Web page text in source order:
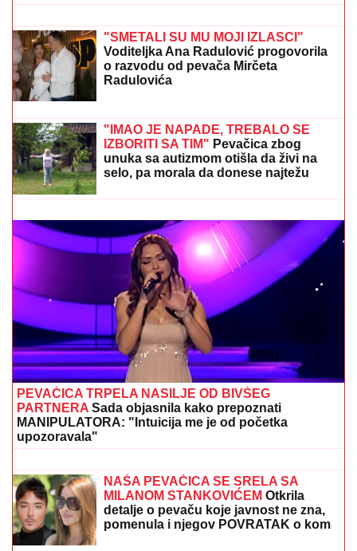
SPASOJEVIĆObeležio karijere
narodnih pevača, bez njega srpska
kafana ne bi bila ista
o razvodu od pevača Mirčeta
Radulovića
Hasan Dudić pre Zlate voleo Ljiljanu iz Sarajeva, a
onda usledila VELIKA TRAGEDIJA: Nije mogao ni da
naslutio ŠTA ĆE SEBI URADITI: "To sam kasnije
saznao"
"IMAO JE NAPADE, TREBALO SE
IZBORITI SA TIM"Pevačica zbog
unuka sa autizmom otišla da živi na
selo, pa morala da donese najtežu
SLOVENIJA NA UDARU EKSTREMNE
SUŠE:Vlada uvodi mere, građanima
upućen hitan apel